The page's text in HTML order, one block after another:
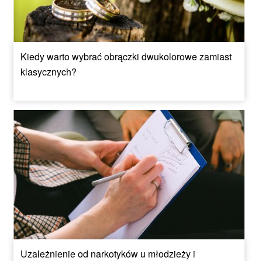
Kiedy warto wybrać obrączki dwukolorowe zamiast
klasycznych?
Uzależnienie od narkotyków u młodzieży i